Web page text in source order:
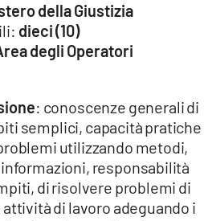
della Giustizia
dieci (10)
degli Operatori
: conoscenze generali di
semplici, capacità pratiche
utilizzando metodi,
responsabilità
di risolvere problemi di
di lavoro adeguando i